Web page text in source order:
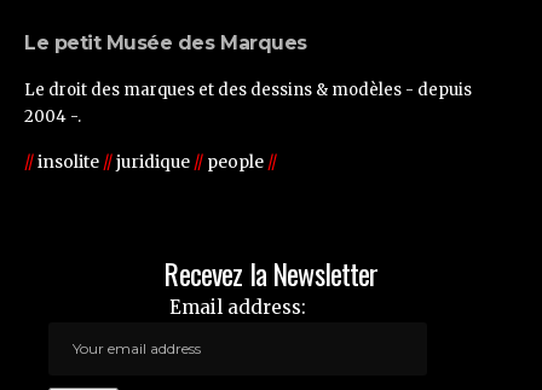
Le petit Musée des Marques
Le droit des marques et des dessins & modèles - depuis
2004 -.
//insolite //juridique // people //
Recevez la Newsletter
Email address: